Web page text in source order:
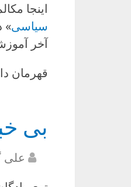
اینجا
سیاسی»
آخر
قهرمان
بی
علی